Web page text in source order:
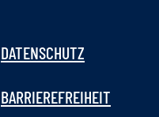
DATENSCHUTZ
BARRIEREFREIHEIT